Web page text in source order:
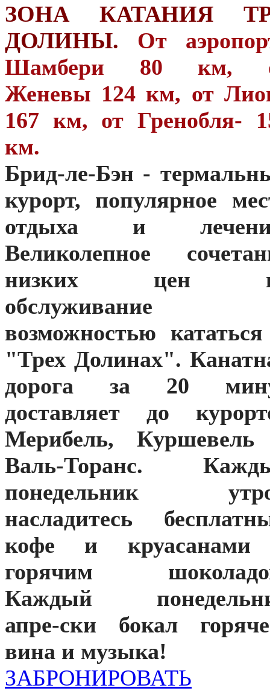
ЗОНА КАТАНИЯ
ДОЛИНЫ. От
Шамбери 80 км,
Женевы 124 км, от
167 км, от Гренобля-
км.
Брид-ле-Бэн -
курорт, популярное
отдыха и
Великолепное
низких цен
обслуживание
возможностью
"Трех Долинах".
дорога за 20
доставляет до
Мерибель,
Валь-Торанс.
понедельник
насладитесь
кофе и
горячим
Каждый
апре-ски бокал
вина и музыка!
ЗАБРОНИРОВАТЬ